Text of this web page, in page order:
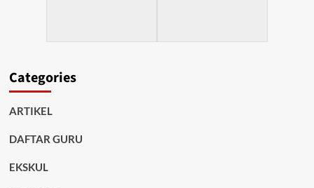
Categories
ARTIKEL
DAFTAR GURU
EKSKUL